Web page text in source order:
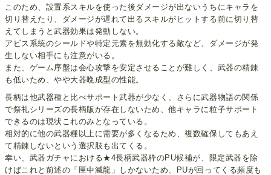
このため、設置系スキルを使った後ダメージが出ないうちにキャラを
切り替えたり、ダメージが遅れて出るスキルがヒットする前に切り替
えてしまうと武器効果は発動しない。
アビス系統のシールドや特定元素を無効化する敵など、ダメージが発
生しない相手にも注意がいる。
また、ゲーム序盤は会心攻撃を安定させることが難しく、武器の精錬
も低いため、やや大器晩成型の性能。
長柄は他武器種と比べサポート武器が少なく、さらに武器物語の関係
で祭礼シリーズの長柄版が存在しないため、他キャラに粒子サポート
できるのは現状これのみとなっている。
相対的に他の武器種以上に需要が多くなるため、複数確保してもあえ
て精錬しないという選択肢も出てくる。
幸い、武器ガチャにおける★4長柄武器枠のPU候補が、限定武器を除
けばこれと前述の「匣中滅龍」しかないため、PUが回ってくる頻度も